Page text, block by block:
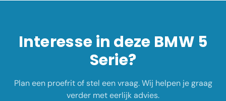
Interesse in deze BMW 5
Serie?
Plan een proefrit of stel een vraag. Wij helpen je graag
verder met eerlijk advies.